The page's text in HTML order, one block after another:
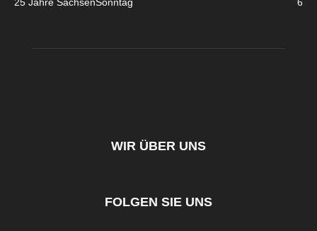
25 Jahre SachsenSonntag
6
WIR ÜBER UNS
FOLGEN SIE UNS